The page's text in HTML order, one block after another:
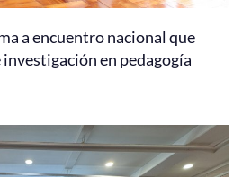
a encuentro nacional que
en pedagogía